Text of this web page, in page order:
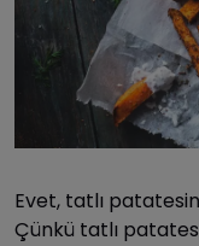
Evet, tatlı
Çünkü tatlı